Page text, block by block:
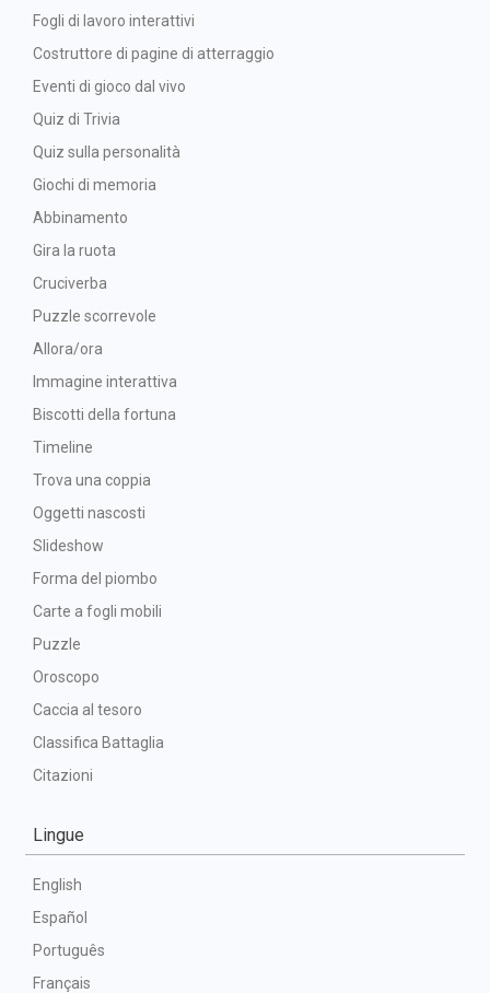
Fogli di lavoro interattivi
Costruttore di pagine di atterraggio
Eventi di gioco dal vivo
Quiz di Trivia
Quiz sulla personalità
Giochi di memoria
Abbinamento
Gira la ruota
Cruciverba
Puzzle scorrevole
Allora/ora
Immagine interattiva
Biscotti della fortuna
Timeline
Trova una coppia
Oggetti nascosti
Slideshow
Forma del piombo
Carte a fogli mobili
Puzzle
Oroscopo
Caccia al tesoro
Classifica Battaglia
Citazioni
Lingue
English
Español
Português
Français